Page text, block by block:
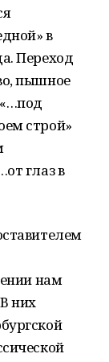
в
Переход
пышное
строй»
глаз в
нам
них